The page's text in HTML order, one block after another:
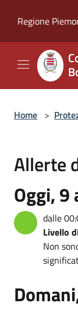
Regione
Home >
Allerte
Oggi,
dalle
Livello
Non